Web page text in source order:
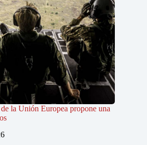
la Unión Europea propone una